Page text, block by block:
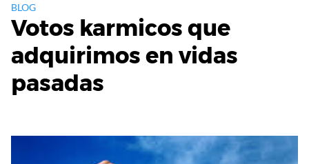
BLOG
Votos karmicos que
adquirimos en vidas
pasadas